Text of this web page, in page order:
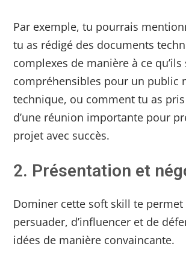
Par exemple, tu pourrais
tu as rédigé des documents
complexes de manière à ce
compréhensibles pour un public
technique, ou comment tu as
d’une réunion importante pour
projet avec succès.
2. Présentation et
Dominer cette soft skill te permet
persuader, d’influencer et de
idées de manière convaincante.